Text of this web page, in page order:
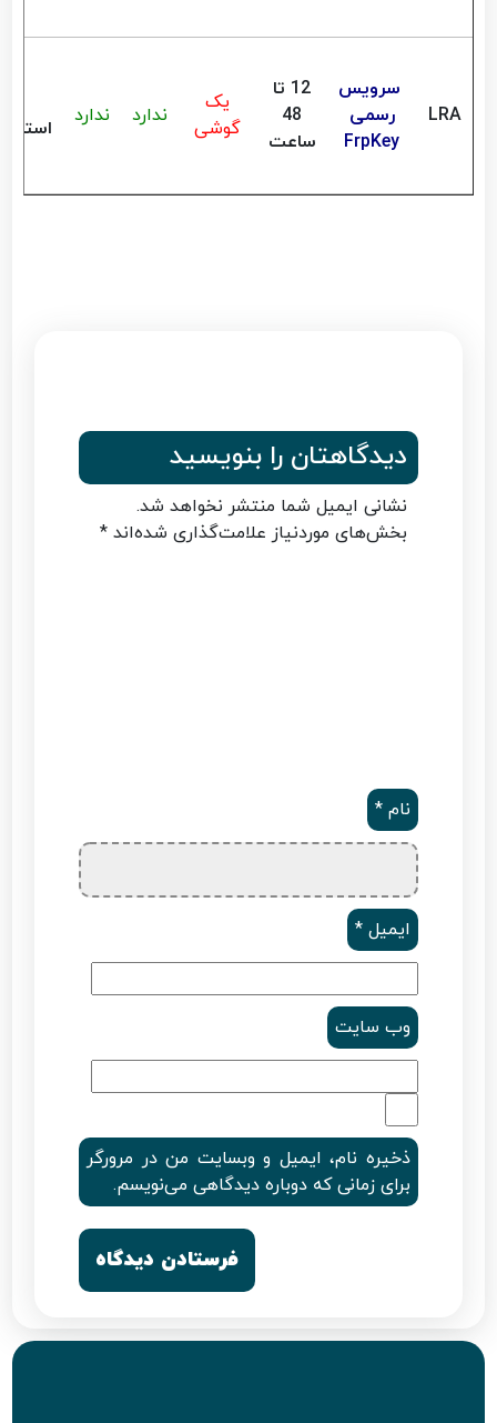
LRA
سرویس
رسمی
FrpKey
12 تا
48
ساعت
یک
گوشی
ندارد ندارد
دیدگاهتان را بنویسید
نشانی ایمیل شما منتشر نخواهد شد.
بخش‌های موردنیاز علامت‌گذاری شده‌اند*
نام*
ایمیل*
وب‌ سایت
ذخیره نام، ایمیل و وبسایت من در مرورگر
برای زمانی که دوباره دیدگاهی می‌نویسم.